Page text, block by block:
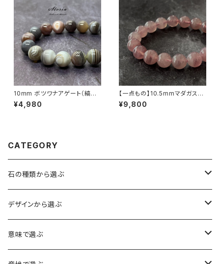
10mm ボツワナアゲート（縞瑪
瑙）ブレスレット
¥4,980
【一点もの】10.5mmマダガスカ
ル産 ディープ・ローズクォーツ
ブレスレット【鑑別済み】
¥9,800
CATEGORY
石の種類から選ぶ
水晶（クォーツ）
アイリスクォーツ（虹入り水晶）
ヒマラヤ水晶
ローズクォーツ（紅水晶）
デザインから選ぶ
龍彫刻（水晶）
意味で選ぶ